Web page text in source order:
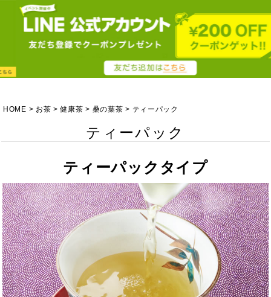
HOME お茶 健康茶 桑の葉茶 ティーパック
ティーパック
ティーパックタイプ